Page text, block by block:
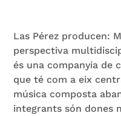
Las Pérez producen:
perspectiva
és una companyia de
que té com a eix
música composta
integrants són dones